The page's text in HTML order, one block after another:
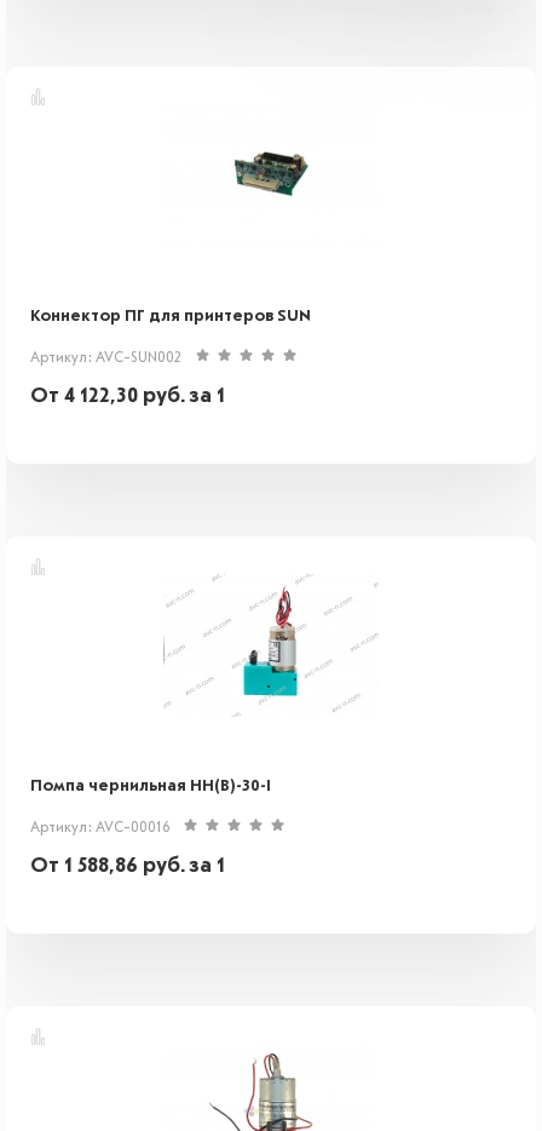
Коннектор ПГ для принтеров SUN
Артикул: AVC-SUN002
От 4 122,30 руб.за 1
Помпа чернильная HH(B)-30-I
Артикул: AVC-00016
От 1 588,86 руб.за 1